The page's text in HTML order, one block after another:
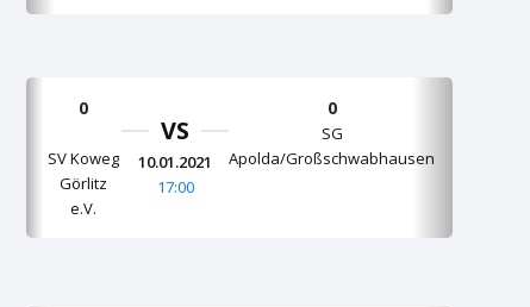
0
SV Koweg
Görlitz
e.V.
VS
10.01.2021
17:00
0
SG
Apolda/Großschwabhausen